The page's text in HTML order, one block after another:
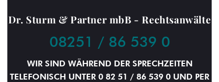
Dr. Sturm & Partner mbB - Rechtsanwälte
08251 / 86 539 0
WIR SIND WÄHREND DER SPRECHZEITEN
TELEFONISCH UNTER 0 82 51 / 86 539 0 UND PER